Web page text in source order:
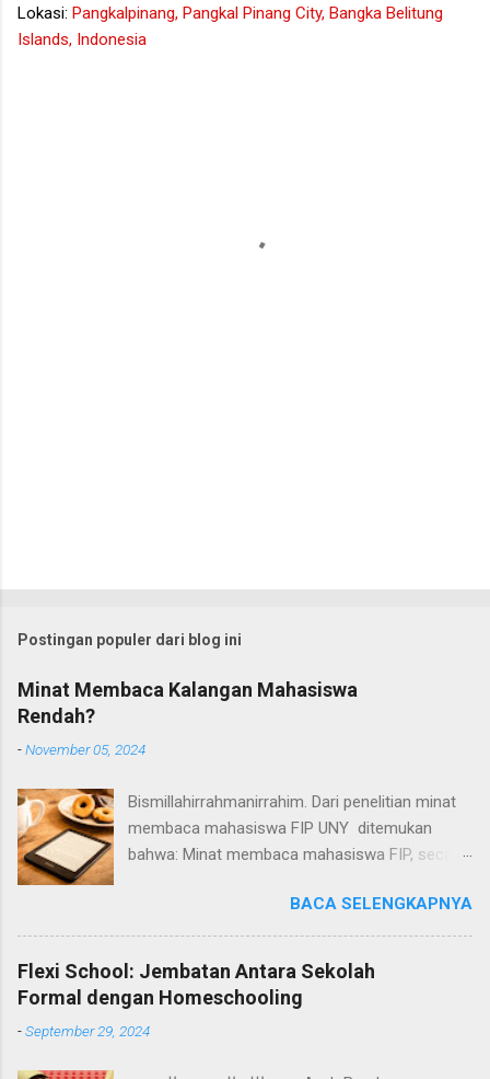
Lokasi: Pangkalpinang, Pangkal Pinang City, Bangka Belitung
Islands, Indonesia
Postingan populer dari blog ini
Minat Membaca Kalangan Mahasiswa
Rendah?
-November 05, 2024
Bismillahirrahmanirrahim. Dari penelitian minat
membaca mahasiswa FIP UNY ditemukan
bahwa: Minat membaca mahasiswa FIP, secara
Aktivitas mahasiswa dikampus adalah
menunggu di depan kelas, hanya sebagian kecil
mahasiswa yang memanfaatkan waktu luang
untuk membaca buku atau ke berkunjung ke
perpustakaan. Buku yang paling disukai
mahasiswa FIP untuk dibaca adalah jenis buku-
BACA SELENGKAPNYA
Flexi School: Jembatan Antara Sekolah
Formal dengan Homeschooling
-September 29, 2024